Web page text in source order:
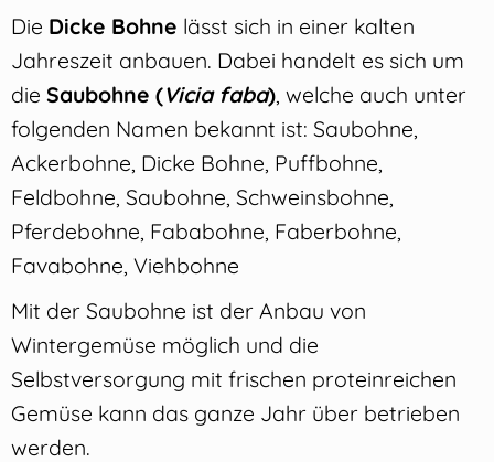
Die Dicke Bohne lässt sich in einer kalten
Jahreszeit anbauen. Dabei handelt es sich um
die Saubohne (Vicia faba), welche auch unter
folgenden Namen bekannt ist: Saubohne,
Ackerbohne, Dicke Bohne, Puffbohne,
Feldbohne, Saubohne, Schweinsbohne,
Pferdebohne, Fababohne, Faberbohne,
Favabohne, Viehbohne
Mit der Saubohne ist der Anbau von
Wintergemüse möglich und die
Selbstversorgung mit frischen proteinreichen
Gemüse kann das ganze Jahr über betrieben
werden.